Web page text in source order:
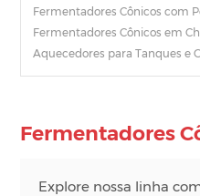
Fermentadores Cônicos com
Fermentadores Cônicos em
Aquecedores para Tanques e
Fermentadores
Explore nossa linha